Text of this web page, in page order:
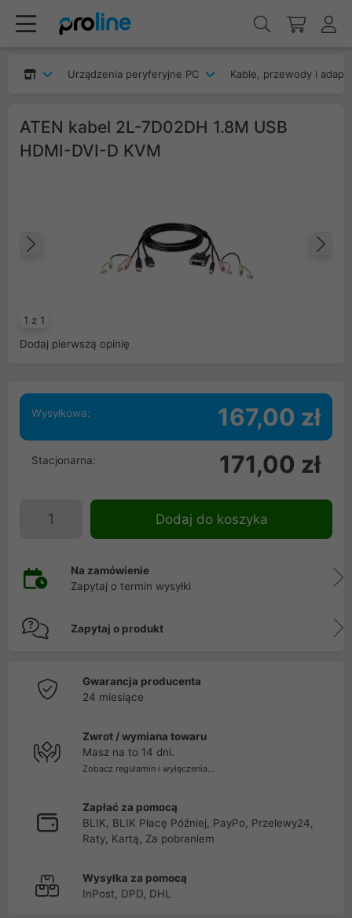
Urządzenia peryferyjne PC Kable, przewody i
ATEN kabel 2L-7D02DH 1.8M USB
HDMI-DVI-D KVM
1 z 1
Poprzedni
Dodaj pierwszą opinię
Wysyłkowa: 167,00 zł
Stacjonarna: 171,00 zł
Dodaj do koszyka
Na zamówienie
Zapytaj o termin wysyłki
Zapytaj o produkt
Gwarancja producenta
24 miesiące
Zwrot / wymiana towaru
Masz na to 14 dni.
Zobacz regulamin i wyłączenia...
Zapłać za pomocą
BLIK, BLIK Płacę Później, PayPo, Przelewy24,
Raty, Kartą, Za pobraniem
Wysyłka za pomocą
InPost, DPD, DHL